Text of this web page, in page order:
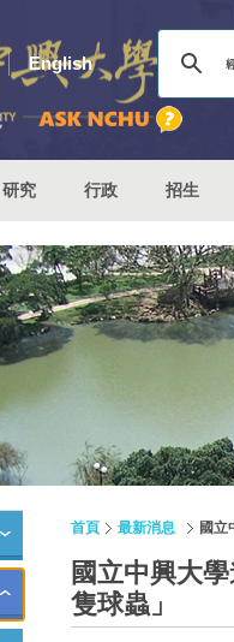
English
研究 行政 招生
首頁 最新消息 國立
國立中興大
隻球蟲」